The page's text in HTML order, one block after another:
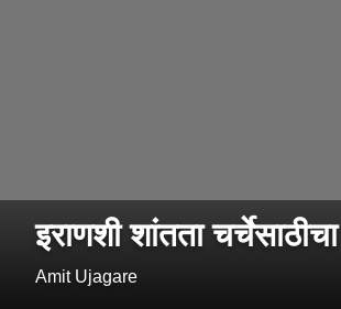
इराणशी शांतता
Amit Ujagare